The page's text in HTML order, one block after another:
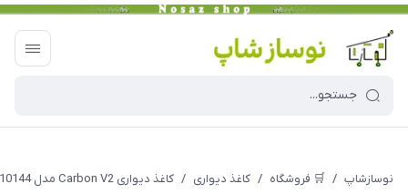
نوسازشاپ / 🛒 فروشگاه / کاغذ دیواری / کاغذ دیواری Carbon V2 مدل 10144